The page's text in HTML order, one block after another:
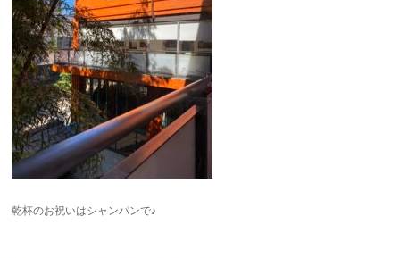
乾杯のお祝いはシャンパンで♪